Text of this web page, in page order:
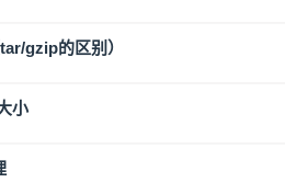
gzip的区别）
小